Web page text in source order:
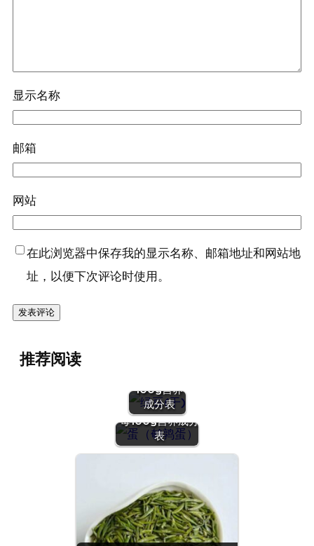
显示名称
邮箱
网站
在此浏览器中保存我的显示名称、邮箱地址和网站地
址，以便下次评论时使用。
推荐阅读
100g营养
成分表
『蛋（鹌鹑
蛋）』营养价值 |
每100g营养成分
表